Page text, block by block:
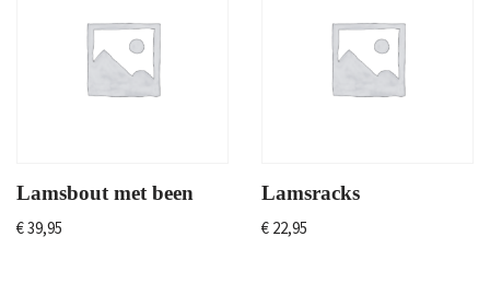
Lamsbout met been
€39,95
Lamsracks
€ 22,95